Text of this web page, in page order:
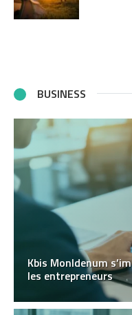
BUSINESS
Kbis MonIdenum
les entrepreneurs